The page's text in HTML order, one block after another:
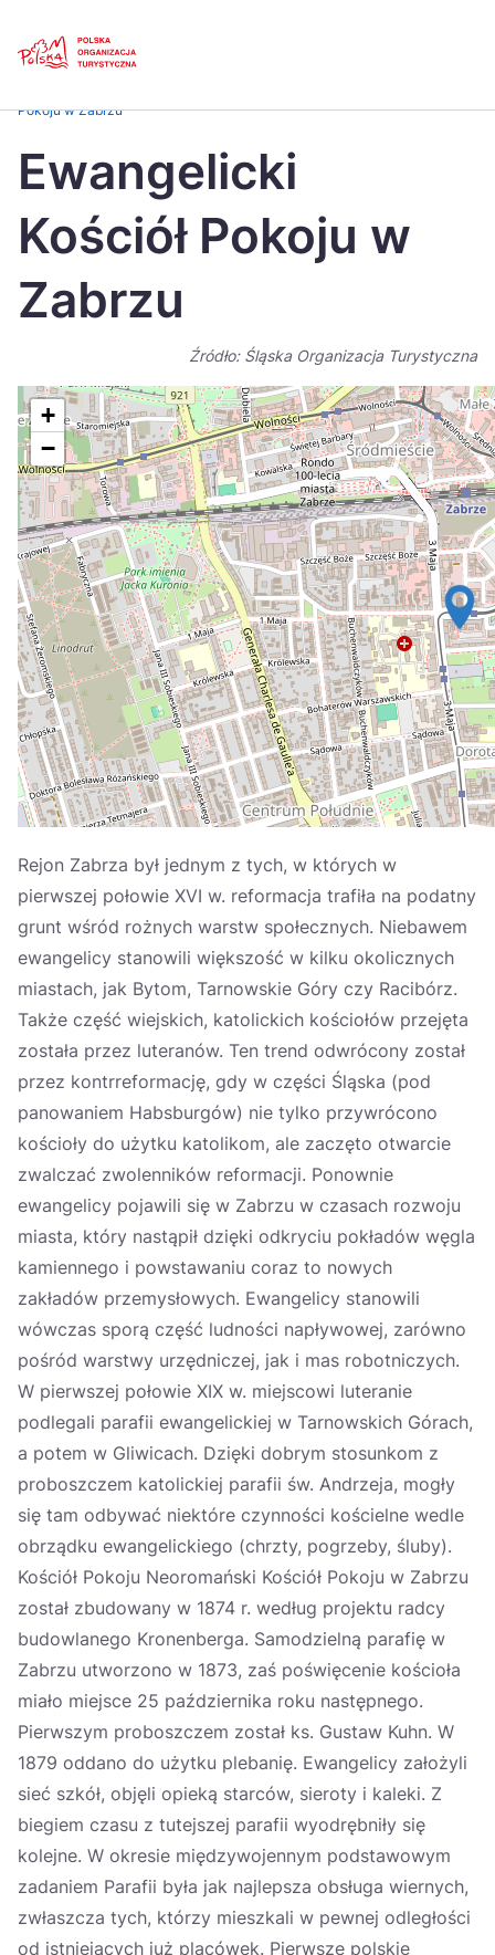
Česká
Dansk
Italiano
日本
Português
Suomi
Україна
Zamknij
Pokoju w Zabrzu
Ewangelicki
Kościół Pokoju w
Zabrzu
Źródło: Śląska Organizacja Turystyczna
+
−
Rejon Zabrza był jednym z tych, w których w
pierwszej połowie XVI w. reformacja trafiła na podatny
grunt wśród rożnych warstw społecznych. Niebawem
ewangelicy stanowili większość w kilku okolicznych
miastach, jak Bytom, Tarnowskie Góry czy Racibórz.
Także część wiejskich, katolickich kościołów przejęta
została przez luteranów. Ten trend odwrócony został
przez kontrreformację, gdy w części Śląska (pod
panowaniem Habsburgów) nie tylko przywrócono
kościoły do użytku katolikom, ale zaczęto otwarcie
zwalczać zwolenników reformacji. Ponownie
ewangelicy pojawili się w Zabrzu w czasach rozwoju
miasta, który nastąpił dzięki odkryciu pokładów węgla
kamiennego i powstawaniu coraz to nowych
zakładów przemysłowych. Ewangelicy stanowili
wówczas sporą część ludności napływowej, zarówno
pośród warstwy urzędniczej, jak i mas robotniczych.
W pierwszej połowie XIX w. miejscowi luteranie
podlegali parafii ewangelickiej w Tarnowskich Górach,
a potem w Gliwicach. Dzięki dobrym stosunkom z
proboszczem katolickiej parafii św. Andrzeja, mogły
się tam odbywać niektóre czynności kościelne wedle
obrządku ewangelickiego (chrzty, pogrzeby, śluby).
Kościół Pokoju Neoromański Kościół Pokoju w Zabrzu
został zbudowany w 1874 r. według projektu radcy
budowlanego Kronenberga. Samodzielną parafię w
Zabrzu utworzono w 1873, zaś poświęcenie kościoła
miało miejsce 25 października roku następnego.
Pierwszym proboszczem został ks. Gustaw Kuhn. W
1879 oddano do użytku plebanię. Ewangelicy założyli
sieć szkół, objęli opieką starców, sieroty i kaleki. Z
biegiem czasu z tutejszej parafii wyodrębniły się
kolejne. W okresie międzywojennym podstawowym
zadaniem Parafii była jak najlepsza obsługa wiernych,
zwłaszcza tych, którzy mieszkali w pewnej odległości
od istniejących już placówek. Pierwsze polskie